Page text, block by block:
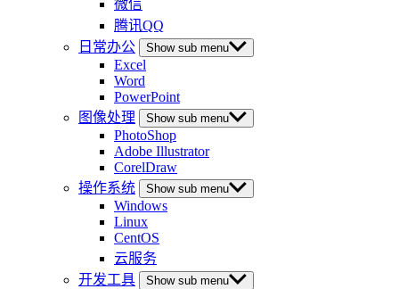
微信
腾讯QQ
日常办公
Show sub menu
Excel
Word
PowerPoint
图像处理
Show sub menu
PhotoShop
Adobe Illustrator
CorelDraw
操作系统
Show sub menu
Windows
Linux
CentOS
云服务
开发工具
Show sub menu